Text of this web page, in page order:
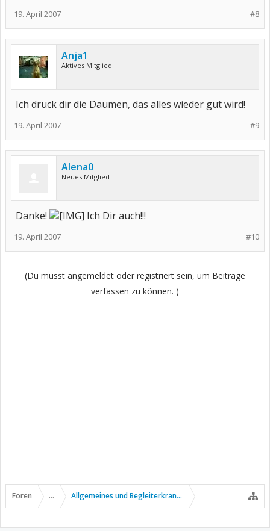
#8
19. April 2007
Anja1
Aktives Mitglied
Ich drück dir die Daumen, das alles wieder gut wird!
#9
19. April 2007
Alena0
Neues Mitglied
Danke! Ich Dir auch!!!
#10
19. April 2007
(Du musst angemeldet oder registriert sein, um Beiträge
verfassen zu können. )
Foren ... Allgemeines und Begleiterkrankungen